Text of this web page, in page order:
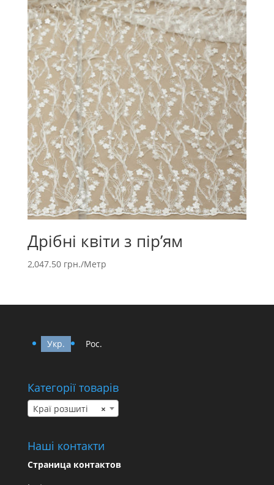
Дрібні квіти з пір’ям
2,047.50 грн./Метр
Укр. Рос.
Категорії товарів
×
Краї розшиті
Наші контакти
Страница контактов